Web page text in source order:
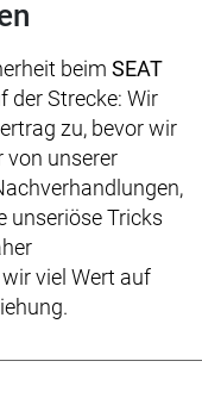
beim SEAT
der Strecke: Wir
zu, bevor wir
von unserer
unseriöse Tricks
viel Wert auf